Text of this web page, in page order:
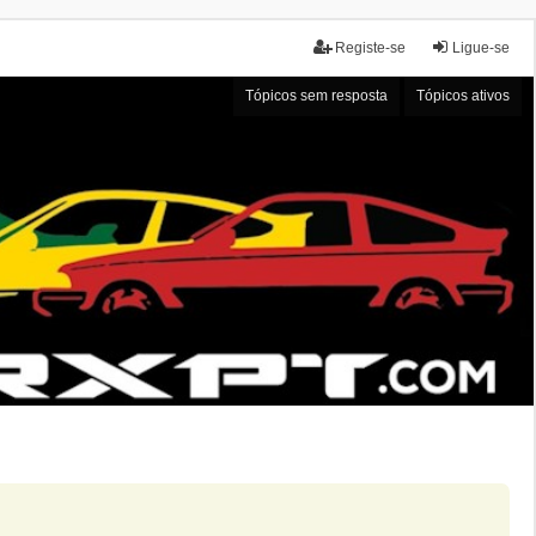
Ligue-se
Registe-se
Tópicos sem resposta Tópicos ativos